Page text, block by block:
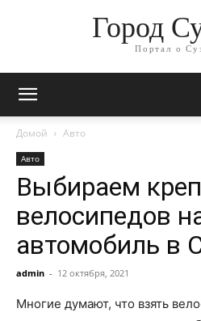
Город
Портал о
Домой Авто
Авто
Выбираем
велосипедов
автомобиль в
admin - 12 октября, 2021
Многие думают, что взять